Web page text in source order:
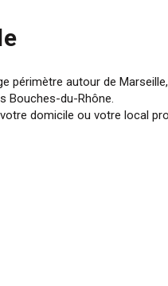
périmètre autour de
Bouches-du-Rhône.
domicile ou votre local